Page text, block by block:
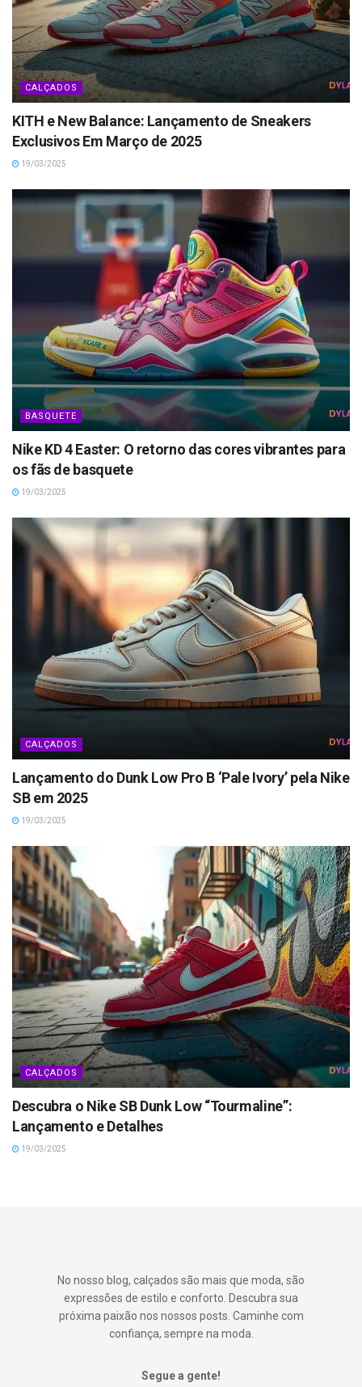
CALÇADOS
KITH e New Balance: Lançamento de Sneakers
Exclusivos Em Março de 2025
19/03/2025
BASQUETE
Nike KD 4 Easter: O retorno das cores vibrantes para
os fãs de basquete
19/03/2025
CALÇADOS
Lançamento do Dunk Low Pro B ‘Pale Ivory’ pela Nike
SB em 2025
19/03/2025
CALÇADOS
Descubra o Nike SB Dunk Low “Tourmaline”:
Lançamento e Detalhes
19/03/2025
No nosso blog, calçados são mais que moda, são
expressões de estilo e conforto. Descubra sua
próxima paixão nos nossos posts. Caminhe com
confiança, sempre na moda.
Segue a gente!